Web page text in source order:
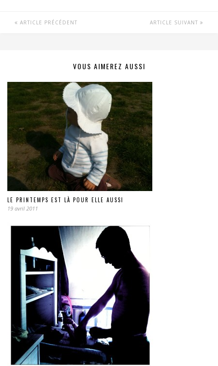
ARTICLE PRÉCÉDENT ARTICLE SUIVANT
VOUS AIMEREZ AUSSI
LE PRINTEMPS EST LÀ POUR ELLE AUSSI
19 avril 2011